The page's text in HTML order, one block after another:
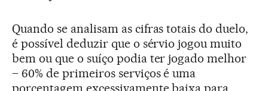
Quando se analisam as cifras totais do duelo,
é possível deduzir que o sérvio jogou muito
bem ou que o suíço podia ter jogado melhor
– 60% de primeiros serviços é uma